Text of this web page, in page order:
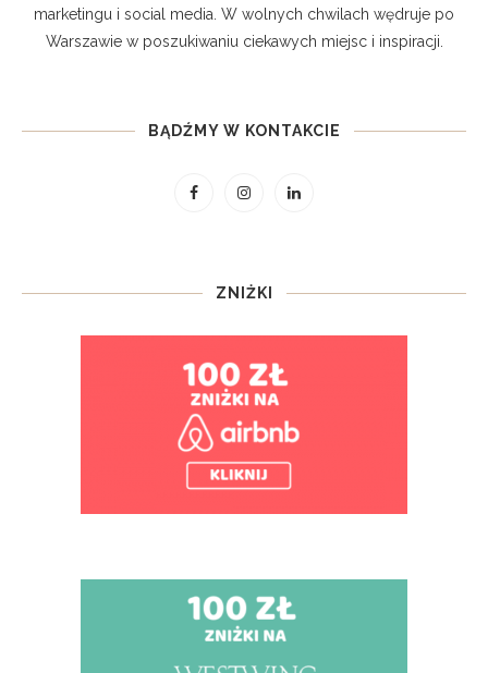
marketingu i social media. W wolnych chwilach wędruje po
Warszawie w poszukiwaniu ciekawych miejsc i inspiracji.
BĄDŹMY W KONTAKCIE
ZNIŻKI